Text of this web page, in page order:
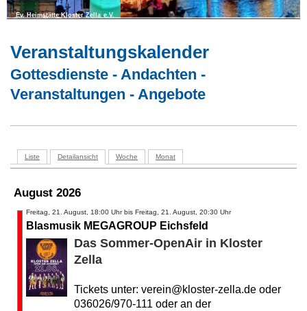
Ev. Heimstätte Kloster Zella e.V.
Veranstaltungskalender
Gottesdienste - Andachten -
Veranstaltungen - Angebote
Liste Detailansicht Woche Monat
August 2026
Freitag, 21. August, 18:00 Uhr bis Freitag, 21. August, 20:30 Uhr
Blasmusik MEGAGROUP Eichsfeld
Das Sommer-OpenAir in Kloster
Zella
Tickets unter: verein@kloster-zella.de oder
036026/970-111 oder an der